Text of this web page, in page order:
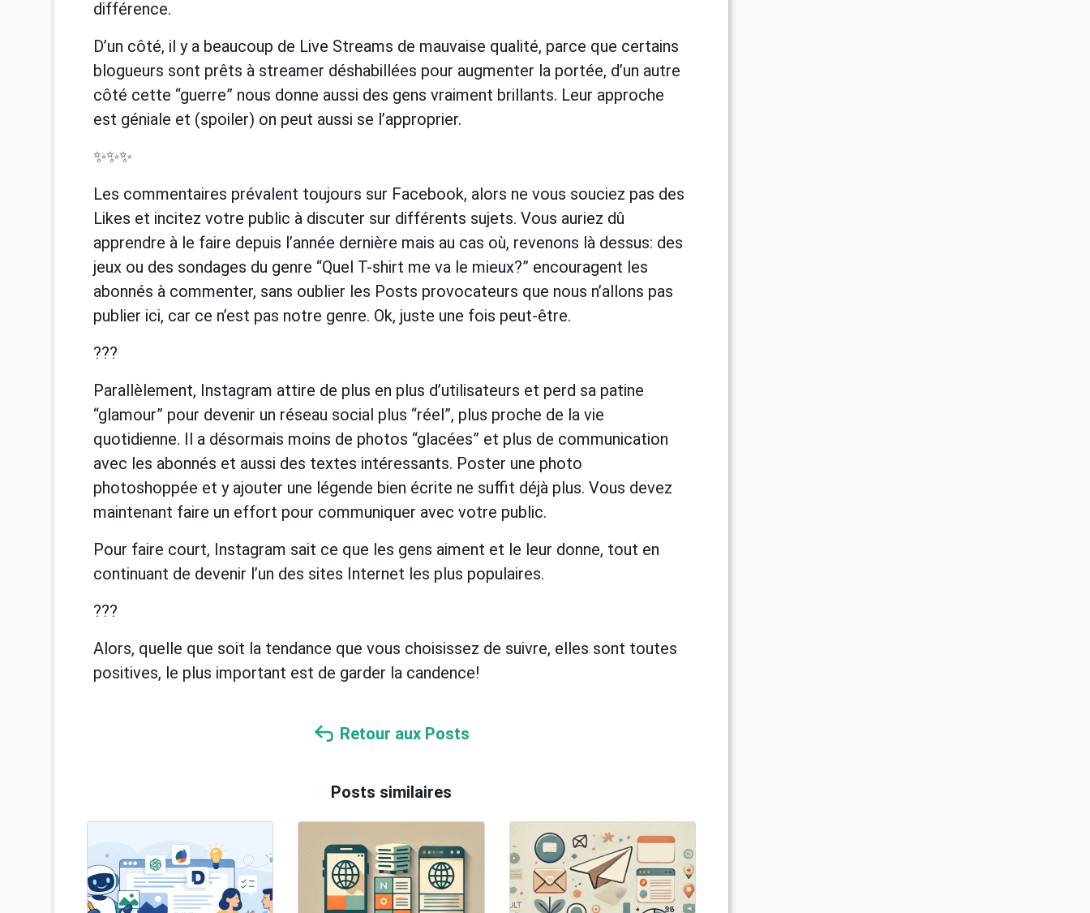
différence.
D’un côté, il y a beaucoup de Live Streams de mauvaise qualité, parce que certains
blogueurs sont prêts à streamer déshabillées pour augmenter la portée, d’un autre
côté cette “guerre” nous donne aussi des gens vraiment brillants. Leur approche
est géniale et (spoiler) on peut aussi se l’approprier.
✨✨✨
Les commentaires prévalent toujours sur Facebook, alors ne vous souciez pas des
Likes et incitez votre public à discuter sur différents sujets. Vous auriez dû
apprendre à le faire depuis l’année dernière mais au cas où, revenons là dessus: des
jeux ou des sondages du genre “Quel T-shirt me va le mieux?” encouragent les
abonnés à commenter, sans oublier les Posts provocateurs que nous n’allons pas
publier ici, car ce n’est pas notre genre. Ok, juste une fois peut-être.
???
Parallèlement, Instagram attire de plus en plus d’utilisateurs et perd sa patine
“glamour” pour devenir un réseau social plus “réel”, plus proche de la vie
quotidienne. Il a désormais moins de photos “glacées” et plus de communication
avec les abonnés et aussi des textes intéressants. Poster une photo
photoshoppée et y ajouter une légende bien écrite ne suffit déjà plus. Vous devez
maintenant faire un effort pour communiquer avec votre public.
Pour faire court, Instagram sait ce que les gens aiment et le leur donne, tout en
continuant de devenir l’un des sites Internet les plus populaires.
???
Alors, quelle que soit la tendance que vous choisissez de suivre, elles sont toutes
positives, le plus important est de garder la candence!
Retour aux Posts
Posts similaires